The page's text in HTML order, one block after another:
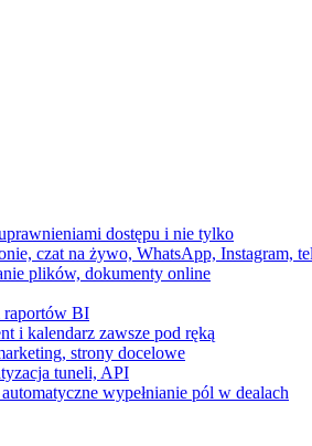
dostępu i nie tylko
czat na żywo, WhatsApp, Instagram,
plików, dokumenty online
raportów BI
i kalendarz zawsze pod ręką
strony docelowe
tuneli, API
wypełnianie pól w dealach